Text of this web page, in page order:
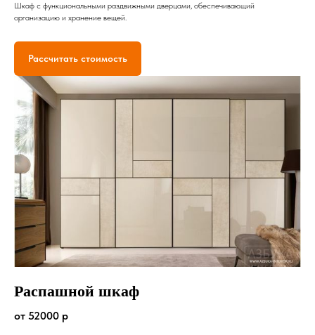
Шкаф с функциональными раздвижными дверцами, обеспечивающий
организацию и хранение вещей.
Рассчитать стоимость
Распашной шкаф
от 52000 р